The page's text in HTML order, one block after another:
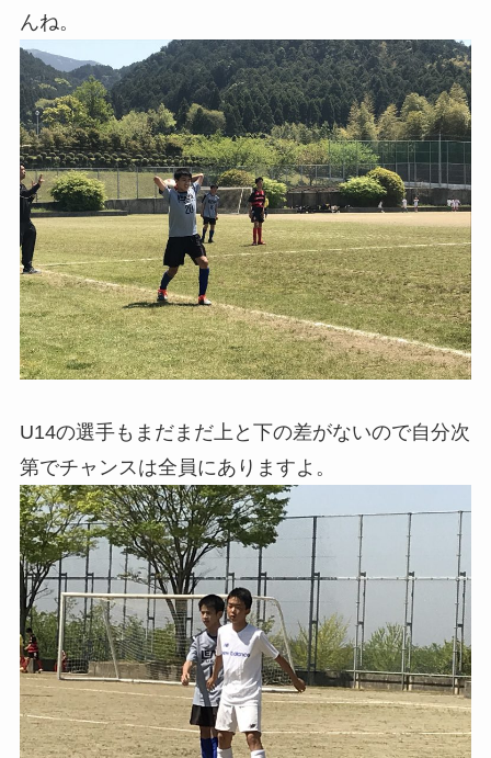
んね。
U14の選手もまだまだ上と下の差がないので自分次
第でチャンスは全員にありますよ。